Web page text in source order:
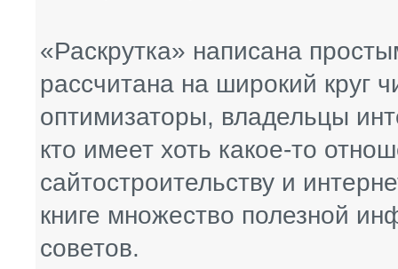
«Раскрутка» написана
рассчитана на широкий круг
оптимизаторы, владельцы
кто имеет хоть какое-то
сайтостроительству и
книге множество полезной
советов.